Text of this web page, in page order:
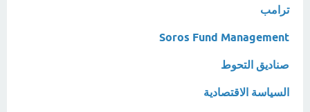
ترامب
Soros Fund Management
صناديق التحوط
السياسة الاقتصادية